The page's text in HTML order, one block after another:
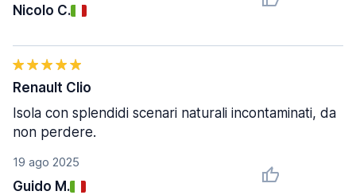
Nicolo C.
19 ago 2025
Guido M.
Renault Clio
Isola con splendidi scenari naturali incontaminati, da
non perdere.